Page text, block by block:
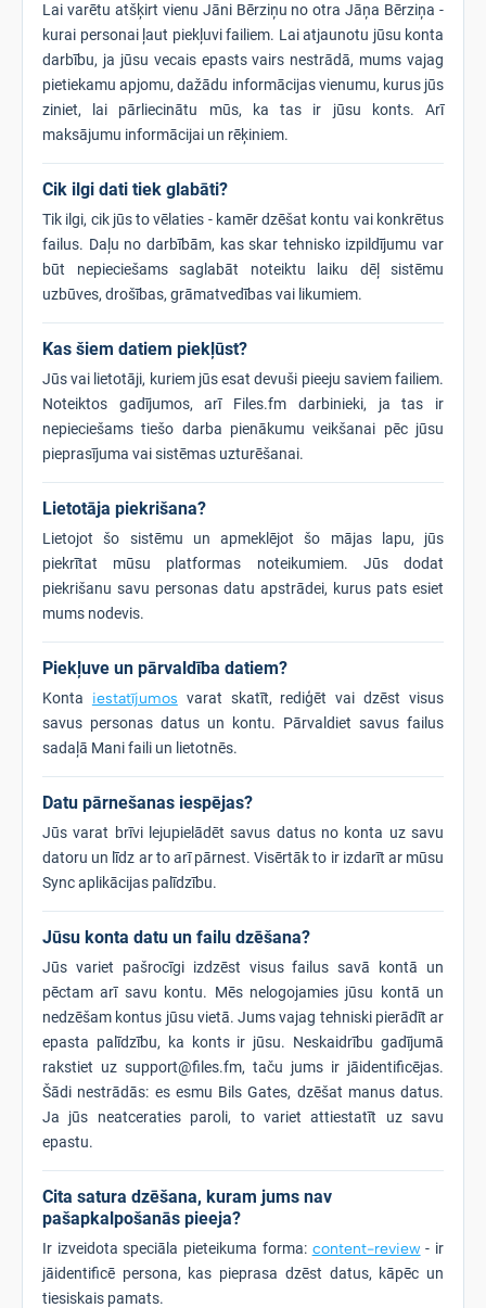
Lai varētu atšķirt vienu Jāni Bērziņu no otra Jāņa Bērziņa -
kurai personai ļaut piekļuvi failiem. Lai atjaunotu jūsu konta
darbību, ja jūsu vecais epasts vairs nestrādā, mums vajag
pietiekamu apjomu, dažādu informācijas vienumu, kurus jūs
ziniet, lai pārliecinātu mūs, ka tas ir jūsu konts. Arī
maksājumu informācijai un rēķiniem.
Cik ilgi dati tiek glabāti?
Tik ilgi, cik jūs to vēlaties - kamēr dzēšat kontu vai konkrētus
failus. Daļu no darbībām, kas skar tehnisko izpildījumu var
būt nepieciešams saglabāt noteiktu laiku dēļ sistēmu
uzbūves, drošības, grāmatvedības vai likumiem.
Kas šiem datiem piekļūst?
Jūs vai lietotāji, kuriem jūs esat devuši pieeju saviem failiem.
Noteiktos gadījumos, arī Files.fm darbinieki, ja tas ir
nepieciešams tiešo darba pienākumu veikšanai pēc jūsu
pieprasījuma vai sistēmas uzturēšanai.
Lietotāja piekrišana?
Lietojot šo sistēmu un apmeklējot šo mājas lapu, jūs
piekrītat mūsu platformas noteikumiem. Jūs dodat
piekrišanu savu personas datu apstrādei, kurus pats esiet
mums nodevis.
Piekļuve un pārvaldība datiem?
Konta iestatījumos varat skatīt, rediģēt vai dzēst visus
savus personas datus un kontu. Pārvaldiet savus failus
sadaļā Mani faili un lietotnēs.
Datu pārnešanas iespējas?
Jūs varat brīvi lejupielādēt savus datus no konta uz savu
datoru un līdz ar to arī pārnest. Visērtāk to ir izdarīt ar mūsu
Sync aplikācijas palīdzību.
Jūsu konta datu un failu dzēšana?
Jūs variet pašrocīgi izdzēst visus failus savā kontā un
pēctam arī savu kontu. Mēs nelogojamies jūsu kontā un
nedzēšam kontus jūsu vietā. Jums vajag tehniski pierādīt ar
epasta palīdzību, ka konts ir jūsu. Neskaidrību gadījumā
rakstiet uz support@files.fm, taču jums ir jāidentificējas.
Šādi nestrādās: es esmu Bils Gates, dzēšat manus datus.
Ja jūs neatceraties paroli, to variet attiestatīt uz savu
epastu.
Cita satura dzēšana, kuram jums nav
pašapkalpošanās pieeja?
Ir izveidota speciāla pieteikuma forma: content-review - ir
jāidentificē persona, kas pieprasa dzēst datus, kāpēc un
tiesiskais pamats.